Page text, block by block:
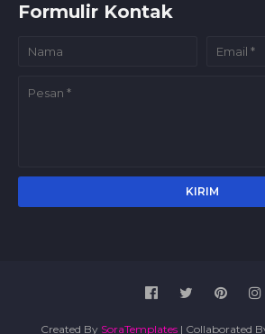
Formulir Kontak
Created By SoraTemplates| Collaborated